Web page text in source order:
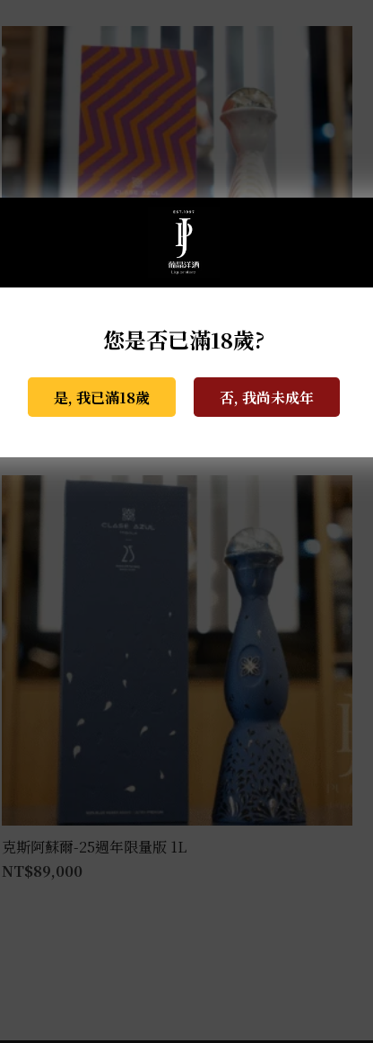
克斯阿蘇爾-冠軍榮耀 世界盃限量版 1L
NT$81,000
克斯阿蘇爾-25週年限量版 1L
NT$89,000
您是否已滿18歲?
是, 我已滿18歲 否, 我尚未成年